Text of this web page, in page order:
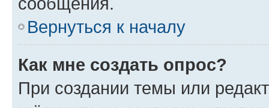
Вернуться к началу
Как мне создать опрос?
При создании темы или